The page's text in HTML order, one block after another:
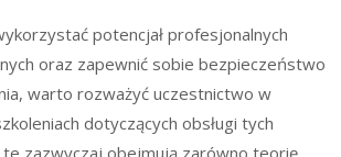
potencjał profesjonalnych
oraz zapewnić sobie bezpieczeństwo
warto rozważyć uczestnictwo w
dotyczących obsługi tych